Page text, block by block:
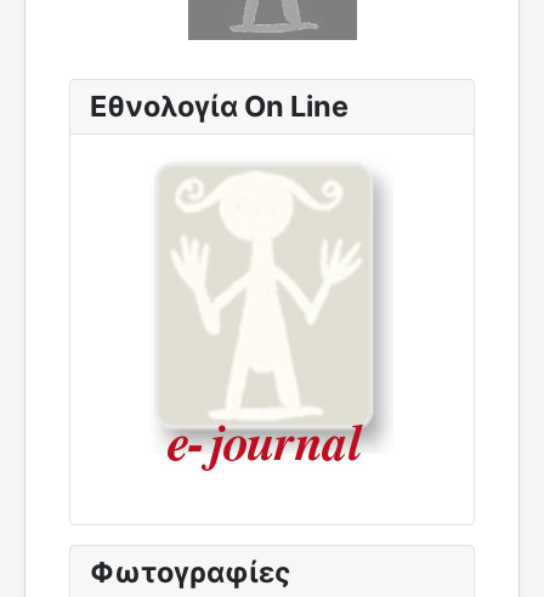
Εθνολογία On Line
Φωτογραφίες